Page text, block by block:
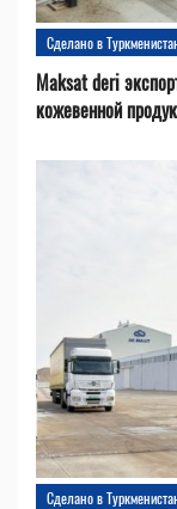
Сделано в
Maksat deri
кожевенной
Сделано в